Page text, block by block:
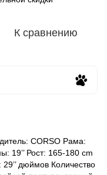
К сравнению
CORSO Рама:
19’’ Рост: 165-180 cm
дюймов Количество